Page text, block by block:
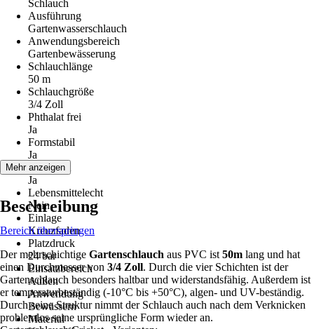
Schlauch
Ausführung
Gartenwasserschlauch
Anwendungsbereich
Gartenbewässerung
Schlauchlänge
50 m
Schlauchgröße
3/4 Zoll
Phthalat frei
Ja
Formstabil
Ja
Knickfest
Ja
Lebensmittelecht
Nein
Einlage
Kreuzfaden
Platzdruck
24 bar
Einsatzbereich
Außen
Anwendung
Bewässern
Material
Mehr anzeigen
Beschreibung
Bereich überspringen
Der mehrschichtige Gartenschlauch aus PVC ist 50m lang und hat
einen Durchmesser von 3/4 Zoll. Durch die vier Schichten ist der
Gartenschlauch besonders haltbar und widerstandsfähig. Außerdem ist
er temperaturbeständig (-10°C bis +50°C), algen- und UV-beständig.
Durch seine Struktur nimmt der Schlauch auch nach dem Verknicken
problemlos seine ursprüngliche Form wieder an.